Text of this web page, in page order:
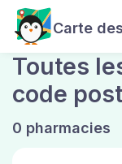
Carte
Toutes
code
0 pharmacies